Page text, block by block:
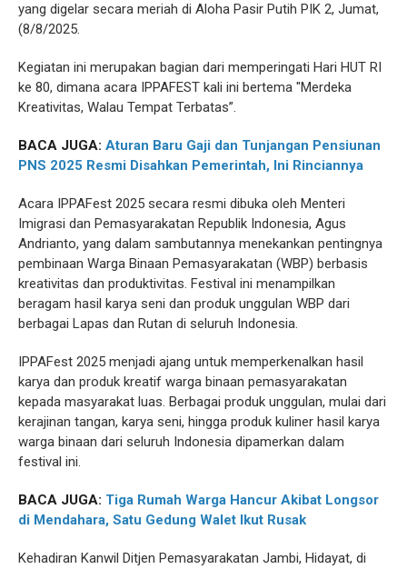
yang digelar secara meriah di Aloha Pasir Putih PIK 2, Jumat,
(8/8/2025.
Kegiatan ini merupakan bagian dari memperingati Hari HUT RI
ke 80, dimana acara IPPAFEST kali ini bertema "Merdeka
Kreativitas, Walau Tempat Terbatas”.
BACA JUGA: Aturan Baru Gaji dan Tunjangan Pensiunan
PNS 2025 Resmi Disahkan Pemerintah, Ini Rinciannya
Acara IPPAFest 2025 secara resmi dibuka oleh Menteri
Imigrasi dan Pemasyarakatan Republik Indonesia, Agus
Andrianto, yang dalam sambutannya menekankan pentingnya
pembinaan Warga Binaan Pemasyarakatan (WBP) berbasis
kreativitas dan produktivitas. Festival ini menampilkan
beragam hasil karya seni dan produk unggulan WBP dari
berbagai Lapas dan Rutan di seluruh Indonesia.
IPPAFest 2025 menjadi ajang untuk memperkenalkan hasil
karya dan produk kreatif warga binaan pemasyarakatan
kepada masyarakat luas. Berbagai produk unggulan, mulai dari
kerajinan tangan, karya seni, hingga produk kuliner hasil karya
warga binaan dari seluruh Indonesia dipamerkan dalam
festival ini.
BACA JUGA: Tiga Rumah Warga Hancur Akibat Longsor
di Mendahara, Satu Gedung Walet Ikut Rusak
Kehadiran Kanwil Ditjen Pemasyarakatan Jambi, Hidayat, di